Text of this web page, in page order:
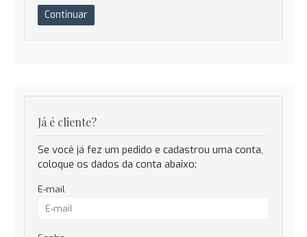
Continuar
Já é cliente?
Se você já fez um pedido e cadastrou uma conta,
coloque os dados da conta abaixo:
E-mail